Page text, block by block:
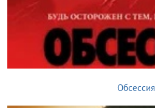
Обсессия